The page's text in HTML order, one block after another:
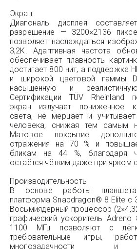
Экран
Диагональ дисплея
разрешение — 3200×2136
позволяет наслаждаться
3,2K. Адаптивная частота
обеспечивает плавность
достигает 800 нит, а поддержка
и широкой цветовой гаммы
насыщенную и
Сертификации TÜV Rheinland
экран излучает пониженное
света, не мерцает и
человека, снижая тем самым
Матовое покрытие
отражения на 70 % и
бликам на 44 %, благодаря
остаётся чётким даже при ярком
Производительность
В основе работы
платформа Snapdragon® 8 Elite с
Восьмиядерный процессор
графический ускоритель
1100 МГц позволяют с
требовательные игры,
многозадачности и